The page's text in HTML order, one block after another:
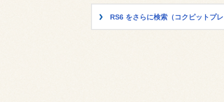
RS6 をさらに検索（コクピットプ